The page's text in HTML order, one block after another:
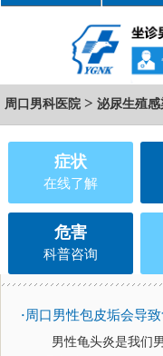
周口男科医院 > 泌尿生殖感
症状
在线了解
危害
科普咨询
· 周口男性包皮垢会导
男性龟头炎是我们